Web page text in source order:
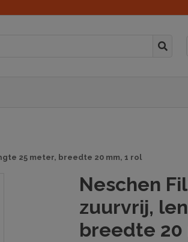
25 meter, breedte 20 mm, 1 rol
Neschen
zuurvrij,
breedte 20